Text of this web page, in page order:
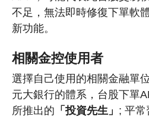
不足，無法即時修復下單軟
新功能。
相關金控使用者
選擇自己使用的相關金融單
元大銀行的體系，台股下單
所推出的 「投資先生」 ; 平常